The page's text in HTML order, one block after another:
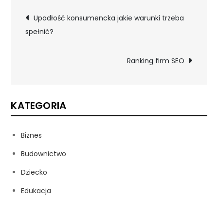
Nawigacja
wpisu
Upadłość konsumencka jakie warunki trzeba
spełnić?
Ranking firm SEO
KATEGORIA
Biznes
Budownictwo
Dziecko
Edukacja